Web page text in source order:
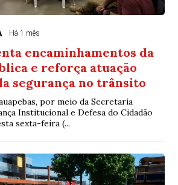
Há 1 mês
encaminhamentos da
e reforça atuação
segurança no trânsito
por meio da Secretaria
Institucional e Defesa do Cidadão
sexta-feira (...